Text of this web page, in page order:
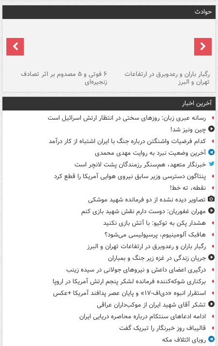
حوادث
رگبار باران و رعدوبرق در ارتفاعات
تهران و البرز
۶ فوتی و ۵ مصدوم بر اثر تصادف
زنجیره‌ای
آخرین اخبار
رسانه عبری زبان: روزهای سختی در انتظار ارتش اسرائیل است
چین ونیز شد!
کدام فرضیات واشنگتن درباره جنگ با ایران اشتباه از کار درآمد
آخرین وضعیت نبرد به روایت مهدی محمدی
خبرنگار متعهد، هم‌سنگر رزمندگان پشت لانچر است
پنتاگون دسترسی وزیر سابق نیروی هوایی آمریکا را قطع کرد
نقطه، ته خط!
تصاویر دیده‌ نشده از دو فرمانده شهید موشکی
مهران غفوریان: دوست دارم نقش شهید بازی کنم
هشدار پکن به توکیو: با آتش بازی نکنید
هافبک آلومینیوم، پرسپولیسی می‌شود؟
رگبار باران و رعدوبرق در ارتفاعات تهران و البرز
جریان زندگی در غزه زیر جنگ و بمباران
درگیری اعضای داعش و نیروهای جولانی در سیده زینب
برکناری شوکه‌کننده فرمانده لشکر پنجم ارتش آمریکا در اروپا
استقرار انبوه «دی‌اف‑۱۷» و پایان عصر پدافند آمریکا +عکس
تشکر آقای شهید ایران از موکب‌داران عراقی
ادامه ادعاهای سنتکام درباره محاصره دریایی ایران
قالیباف روز خبرنگار را تبریک گفت
رویای ائتلاف مکه